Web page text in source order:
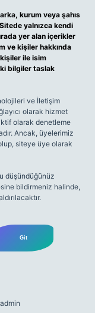
kurum veya şahıs
yalnızca kendi
yer alan içerikler
ve kişiler hakkında
ile isim
bilgiler taslak
ve İletişim
olarak hizmet
olarak denetleme
Ancak, üyelerimiz
siteye üye olarak
düşündüğünüz
bildirmeniz halinde,
admin